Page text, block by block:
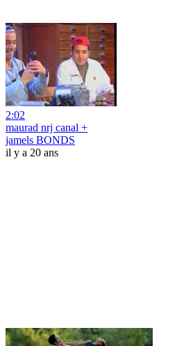
2:02
maurad nrj canal +
jamels BONDS
il y a 20 ans